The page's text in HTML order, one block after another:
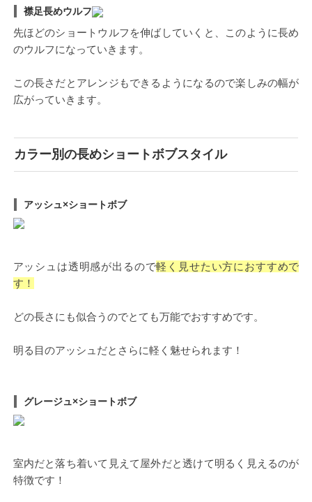
襟足長めウルフ
先ほどのショートウルフを伸ばしていくと、このように長め
のウルフになっていきます。
この長さだとアレンジもできるようになるので楽しみの幅が
広がっていきます。
カラー別の長めショートボブスタイル
アッシュ×ショートボブ
アッシュは透明感が出るので軽く見せたい方におすすめで
す！
どの長さにも似合うのでとても万能でおすすめです。
明る目のアッシュだとさらに軽く魅せられます！
グレージュ×ショートボブ
室内だと落ち着いて見えて屋外だと透けて明るく見えるのが
特徴です！